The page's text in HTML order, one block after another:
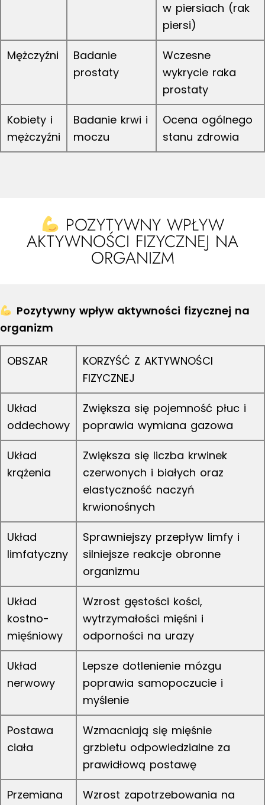
w piersiach (rak
piersi)
Mężczyźni
Badanie
prostaty
Wczesne
wykrycie raka
prostaty
Kobiety i
mężczyźni
Badanie krwi i
moczu
Ocena ogólnego
stanu zdrowia
POZYTYWNY WPŁYW
AKTYWNOŚCI FIZYCZNEJ NA
ORGANIZM
Pozytywny wpływ aktywności fizycznej na
organizm
OBSZAR
KORZYŚĆ Z AKTYWNOŚCI
FIZYCZNEJ
Układ
oddechowy
Zwiększa się pojemność płuc i
poprawia wymiana gazowa
Układ
krążenia
Zwiększa się liczba krwinek
czerwonych i białych oraz
elastyczność naczyń
krwionośnych
Układ
limfatyczny
Sprawniejszy przepływ limfy i
silniejsze reakcje obronne
organizmu
Układ
kostno-
mięśniowy
Wzrost gęstości kości,
wytrzymałości mięśni i
odporności na urazy
Układ
nerwowy
Lepsze dotlenienie mózgu
poprawia samopoczucie i
myślenie
Postawa
ciała
Wzmacniają się mięśnie
grzbietu odpowiedzialne za
prawidłową postawę
Przemiana
Wzrost zapotrzebowania na